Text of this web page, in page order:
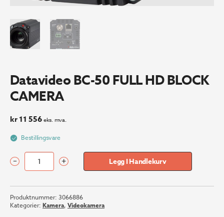
Datavideo BC-50 FULL HD BLOCK
CAMERA
kr11 556 eks. mva.
Bestillingsvare
Datavideo
50
FULL
HD
– + Legg I Handlekurv
Produktnummer: 3066886
Kategorier: Kamera, Videokamera